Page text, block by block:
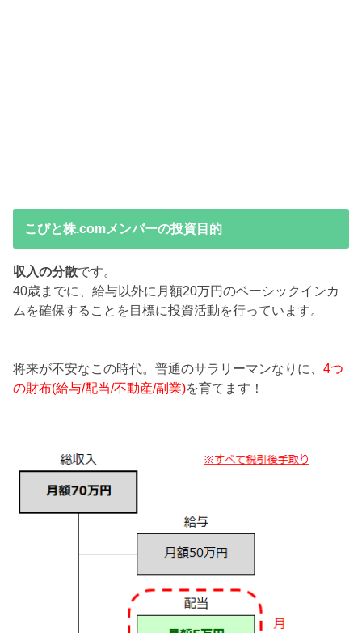
こびと株.comメンバーの投資目的
収入の分散です。
40歳までに、給与以外に月額20万円のベーシックインカ
ムを確保することを目標に投資活動を行っています。
将来が不安なこの時代。普通のサラリーマンなりに、4つ
の財布(給与/配当/不動産/副業)を育てます！